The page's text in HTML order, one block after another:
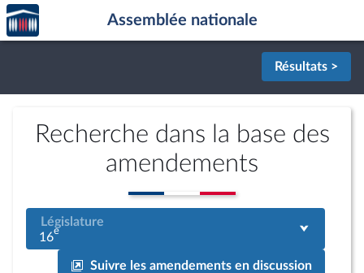
Aller au contenu
Aller en bas de la page
Accèder
à la
page
Assemblée nationale
Résultats >
Recherche dans la base des
amendements
Législature
16e
Suivre les amendements en discussion